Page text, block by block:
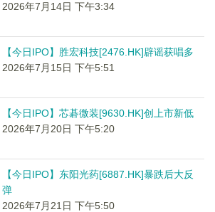
2026年7月14日 下午3:34
【今日IPO】胜宏科技[2476.HK]辟谣获唱多
2026年7月15日 下午5:51
【今日IPO】芯碁微装[9630.HK]创上市新低
2026年7月20日 下午5:20
【今日IPO】东阳光药[6887.HK]暴跌后大反
弹
2026年7月21日 下午5:50